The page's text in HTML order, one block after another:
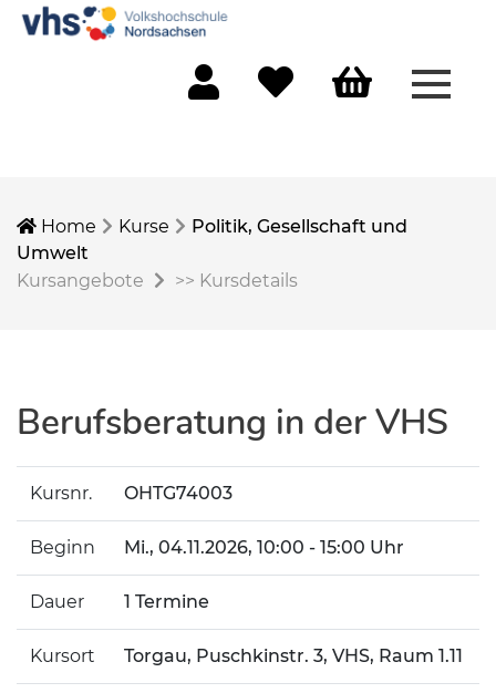
Home Kurse
Politik, Gesellschaft und
Umwelt
Kursangebote
>> Kursdetails
Berufsberatung in der VHS
Kursnr. OHTG74003
Beginn Mi., 04.11.2026, 10:00 - 15:00 Uhr
Dauer 1 Termine
Kursort Torgau, Puschkinstr. 3, VHS, Raum 1.11